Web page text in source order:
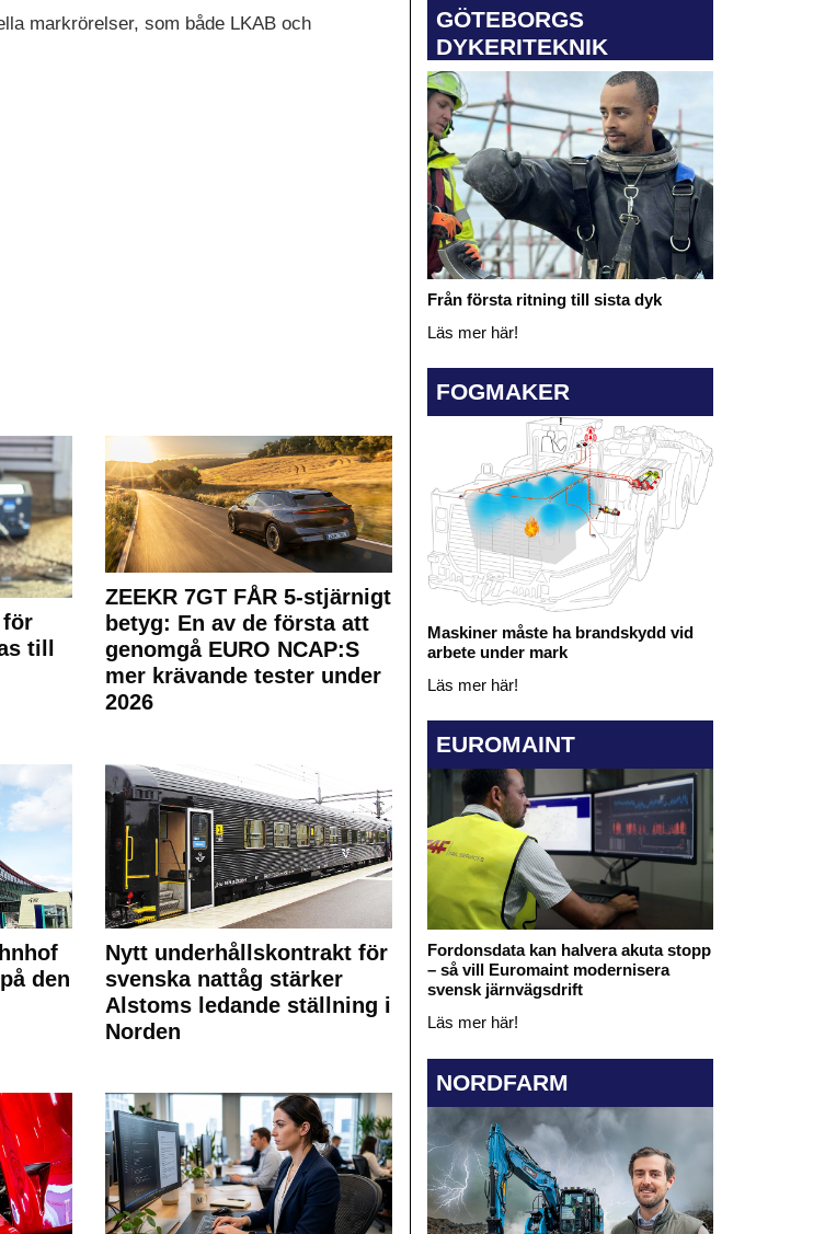
markrörelser, som både LKAB och
till
ZEEKR 7GT FÅR 5-stjärnigt
betyg: En av de första att
genomgå EURO NCAP:S
mer krävande tester under
2026
den
Nytt underhållskontrakt för
svenska nattåg stärker
Alstoms ledande ställning i
Norden
GÖTEBORGS
DYKERITEKNIK
Från första ritning till sista dyk
Läs mer här!
FOGMAKER
Maskiner måste ha brandskydd vid
arbete under mark
Läs mer här!
EUROMAINT
Fordonsdata kan halvera akuta stopp
– så vill Euromaint modernisera
svensk järnvägsdrift
Läs mer här!
NORDFARM